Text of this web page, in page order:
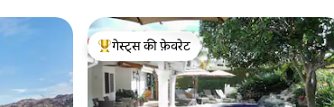
गेस्ट्स का टॉप फ़ेवरेट
गेस्ट्स की फ़ेवरेट